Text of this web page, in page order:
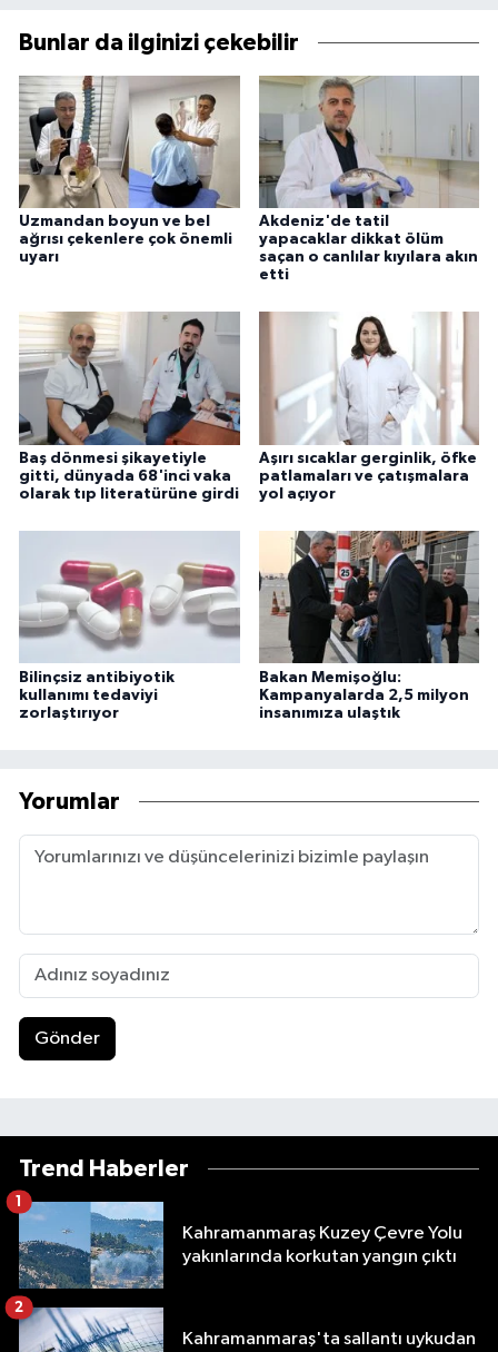
Bunlar da ilginizi çekebilir
Uzmandan boyun ve bel
ağrısı çekenlere çok önemli
uyarı
Akdeniz'de tatil
yapacaklar dikkat ölüm
saçan o canlılar kıyılara akın
etti
Baş dönmesi şikayetiyle
gitti, dünyada 68'inci vaka
olarak tıp literatürüne girdi
Aşırı sıcaklar gerginlik, öfke
patlamaları ve çatışmalara
yol açıyor
Bilinçsiz antibiyotik
kullanımı tedaviyi
zorlaştırıyor
Bakan Memişoğlu:
Kampanyalarda 2,5 milyon
insanımıza ulaştık
Yorumlar
Gönder
Trend Haberler
Kahramanmaraş Kuzey Çevre Yolu
yakınlarında korkutan yangın çıktı
1
Kahramanmaraş'ta sallantı uykudan
2